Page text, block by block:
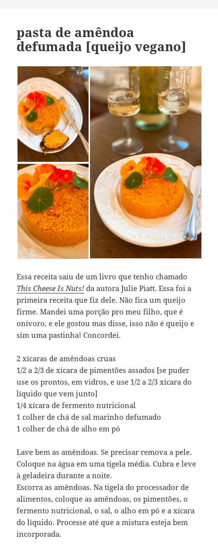
pasta de amêndoa
defumada [queijo vegano]
Essa receita saiu de um livro que tenho chamado
This Cheese Is Nuts! da autora Julie Piatt. Essa foi a
primeira receita que fiz dele. Não fica um queijo
firme. Mandei uma porção pro meu filho, que é
onívoro, e ele gostou mas disse, isso não é queijo e
sim uma pastinha! Concordei.
2 xícaras de amêndoas cruas
1/2 a 2/3 de xícara de pimentões assados [se puder
use os prontos, em vidros, e use 1/2 a 2/3 xícara do
líquido que vem junto]
1/4 xícara de fermento nutricional
1 colher de chá de sal marinho defumado
1 colher de chá de alho em pó
Lave bem as amêndoas. Se precisar remova a pele.
Coloque na água em uma tigela média. Cubra e leve
à geladeira durante a noite.
Escorra as amêndoas. Na tigela do processador de
alimentos, coloque as amêndoas, os pimentões, o
fermento nutricional, o sal, o alho em pó e a xícara
do líquido. Processe até que a mistura esteja bem
incorporada.